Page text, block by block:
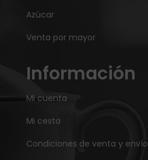
Azúcar
Venta por mayor
Información
Mi cuenta
Mi cesta
Condiciones de venta y envío